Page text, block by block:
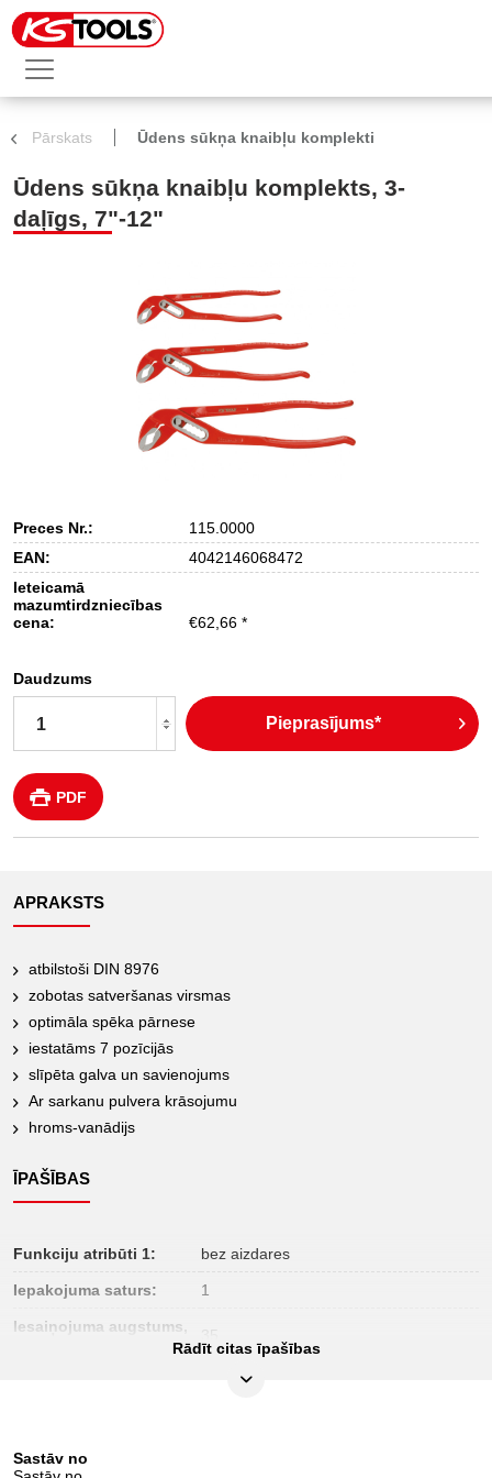
Pārskats Ūdens sūkņa knaibļu komplekti
Ūdens sūkņa knaibļu komplekts, 3-
daļīgs, 7"-12"
Preces Nr.:
115.0000
EAN:
4042146068472
Ieteicamā
mazumtirdzniecības
cena:
€62,66 *
Daudzums
Pieprasījums*
PDF
APRAKSTS
atbilstoši DIN 8976
zobotas satveršanas virsmas
optimāla spēka pārnese
iestatāms 7 pozīcijās
slīpēta galva un savienojums
Ar sarkanu pulvera krāsojumu
hroms-vanādijs
ĪPAŠĪBAS
Funkciju atribūti 1: bez aizdares
Iepakojuma saturs: 1
Iesaiņojuma augstums,
mm:
Rādīt citas īpašības
Sastāv no